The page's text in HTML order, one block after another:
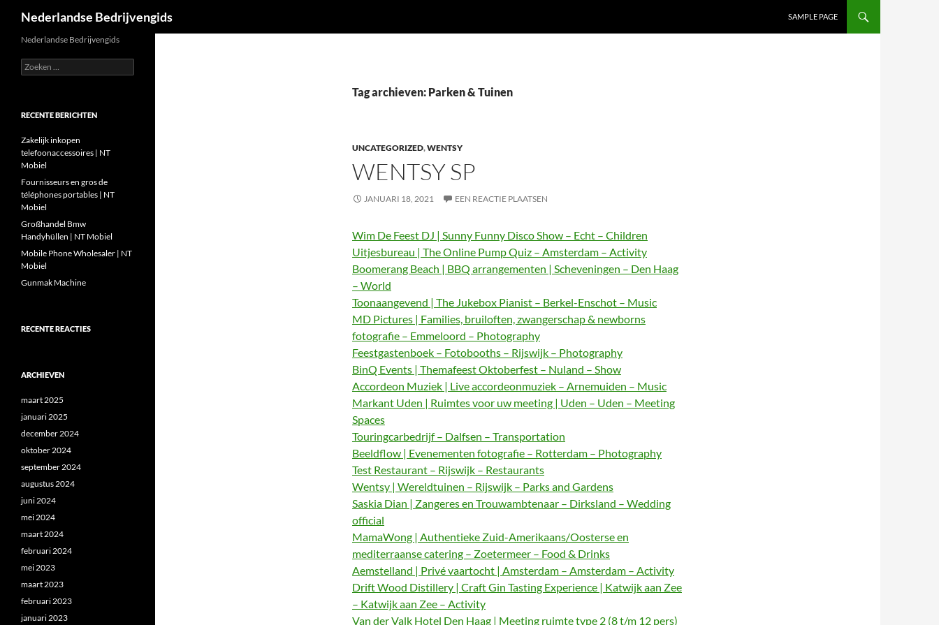
Nederlandse Bedrijvengids SAMPLE PAGE
Tag archieven: Parken & Tuinen
UNCATEGORIZED,WENTSY
WENTSY SP
JANUARI 18, 2021 EEN REACTIE PLAATSEN
Wim De Feest DJ | Sunny Funny Disco Show – Echt – Children
Uitjesbureau | The Online Pump Quiz – Amsterdam – Activity
Boomerang Beach | BBQ arrangementen | Scheveningen – Den Haag
– World
Toonaangevend | The Jukebox Pianist – Berkel-Enschot – Music
MD Pictures | Families, bruiloften, zwangerschap & newborns
fotografie – Emmeloord – Photography
Feestgastenboek – Fotobooths – Rijswijk – Photography
BinQ Events | Themafeest Oktoberfest – Nuland – Show
Accordeon Muziek | Live accordeonmuziek – Arnemuiden – Music
Markant Uden | Ruimtes voor uw meeting | Uden – Uden – Meeting
Spaces
Touringcarbedrijf – Dalfsen – Transportation
Beeldflow | Evenementen fotografie – Rotterdam – Photography
Test Restaurant – Rijswijk – Restaurants
Wentsy | Wereldtuinen – Rijswijk – Parks and Gardens
Saskia Dian | Zangeres en Trouwambtenaar – Dirksland – Wedding
official
MamaWong | Authentieke Zuid-Amerikaans/Oosterse en
mediterraanse catering – Zoetermeer – Food & Drinks
Aemstelland | Privé vaartocht | Amsterdam – Amsterdam – Activity
Drift Wood Distillery | Craft Gin Tasting Experience | Katwijk aan Zee
– Katwijk aan Zee – Activity
Van der Valk Hotel Den Haag | Meeting ruimte type 2 (8 t/m 12 pers)
Nederlandse Bedrijvengids
Zoeken
naar:
RECENTE BERICHTEN
Zakelijk inkopen
telefoonaccessoires | NT
Mobiel
Fournisseurs en gros de
téléphones portables | NT
Mobiel
Großhandel Bmw
Handyhüllen | NT Mobiel
Mobile Phone Wholesaler | NT
Mobiel
Gunmak Machine
RECENTE REACTIES
ARCHIEVEN
maart 2025
januari 2025
december 2024
oktober 2024
september 2024
augustus 2024
juni 2024
mei 2024
maart 2024
februari 2024
mei 2023
maart 2023
februari 2023
januari 2023